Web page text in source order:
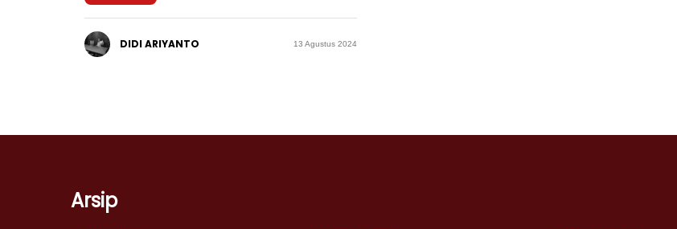
DIDI ARIYANTO 13 Agustus 2024
Arsip